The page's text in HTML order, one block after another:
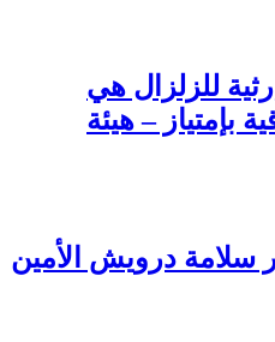
للزلزال هي
بإمتياز – هيئة
سلامة درويش الأمين